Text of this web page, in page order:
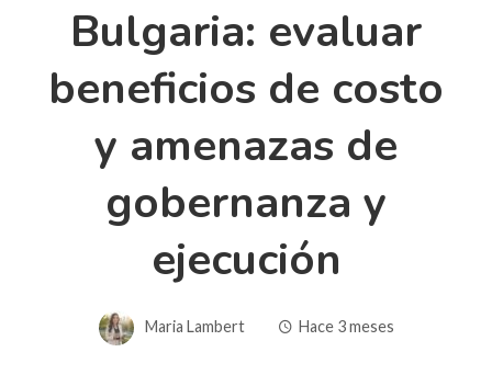
Bulgaria: evaluar
beneficios de costo
y amenazas de
gobernanza y
ejecución
Maria Lambert Hace 3 meses